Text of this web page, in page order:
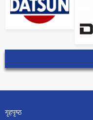
गृहपृष्‍ठ